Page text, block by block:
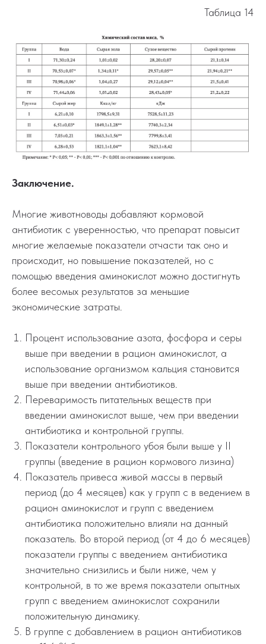
Таблица 14
Заключение.
Многие животноводы добавляют кормовой
антибиотик с уверенностью, что препарат повысит
многие желаемые показатели отчасти так оно и
происходит, но повышение показателей, но с
помощью введения аминокислот можно достигнуть
более весомых результатов за меньшие
экономические затраты.
Процент использование азота, фосфора и серы
выше при введении в рацион аминокислот, а
использование организмом кальция становится
выше при введении антибиотиков.
Переваримость питательных веществ при
введении аминокислот выше, чем при введении
антибиотика и контрольной группы.
Показатели контрольного убоя были выше у II
группы (введение в рацион кормового лизина)
Показатель привеса живой массы в первый
период (до 4 месяцев) как у групп с в ведением в
рацион аминокислот и групп с введением
антибиотика положительно влияли на данный
показатель. Во второй период (от 4 до 6 месяцев)
показатели группы с введением антибиотика
значительно снизились и были ниже, чем у
контрольной, в то же время показатели опытных
групп с введением аминокислот сохранили
положительную динамику.
В группе с добавлением в рацион антибиотиков